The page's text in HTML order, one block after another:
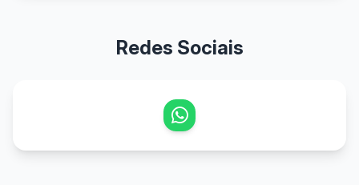
Redes Sociais